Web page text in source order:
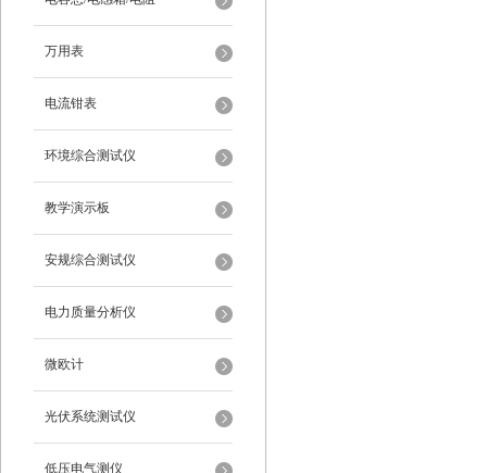
万用表
电流钳表
环境综合测试仪
教学演示板
安规综合测试仪
电力质量分析仪
微欧计
光伏系统测试仪
低压电气测仪